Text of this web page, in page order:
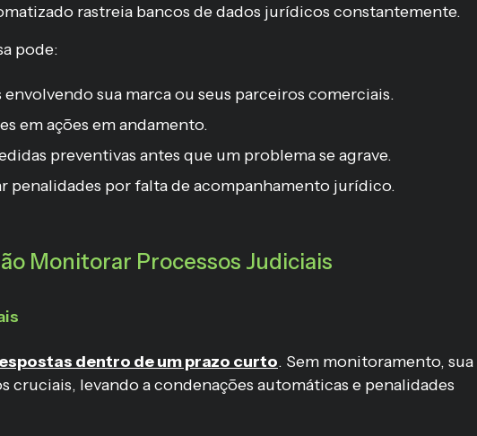
rastreia bancos de dados jurídicos constantemente.
pode:
sua marca ou seus parceiros comerciais.
em ações em andamento.
preventivas antes que um problema se agrave.
penalidades por falta de acompanhamento jurídico.
Monitorar Processos Judiciais
dentro de um prazo curto. Sem monitoramento, sua
cruciais, levando a condenações automáticas e penalidades